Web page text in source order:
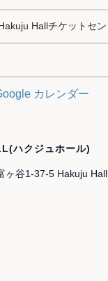
Hallチケットセ
カレンダー
ハクジュホール)
ヶ谷1-37-5 Hakuju Hall